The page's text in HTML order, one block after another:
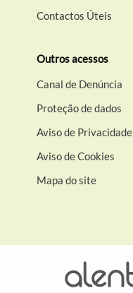
Contactos Úteis
Outros acessos
Canal de Denúncia
Proteção de dados
Aviso de Privacidade
Aviso de Cookies
Mapa do site